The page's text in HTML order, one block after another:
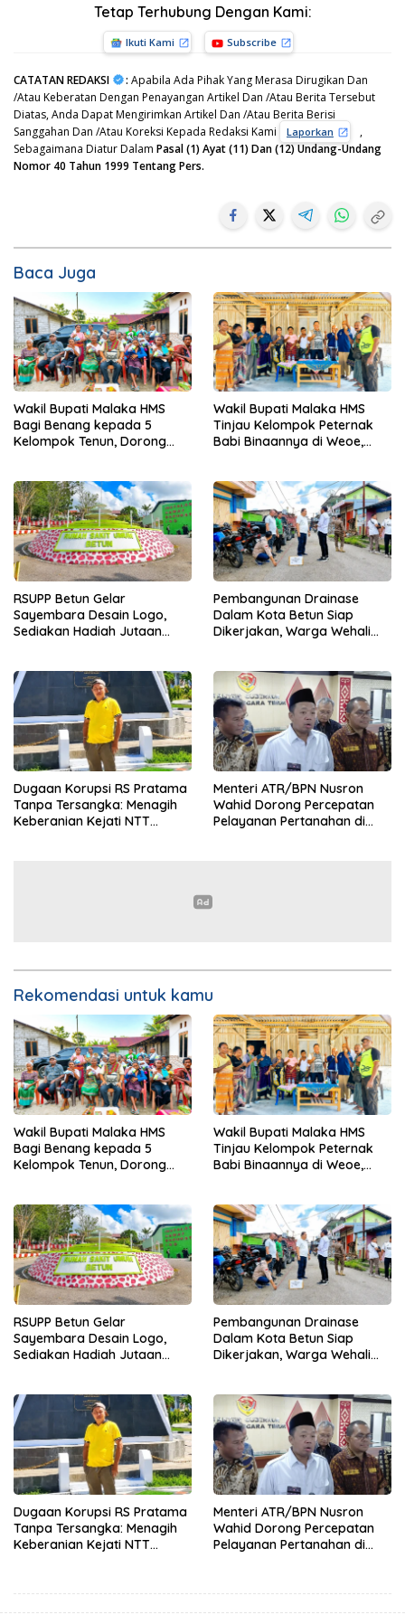
Tetap Terhubung Dengan Kami:
Ikuti Kami Subscribe
CATATAN REDAKSI : Apabila Ada Pihak Yang Merasa Dirugikan Dan
/Atau Keberatan Dengan Penayangan Artikel Dan /Atau Berita Tersebut
Diatas, Anda Dapat Mengirimkan Artikel Dan /Atau Berita Berisi
Sanggahan Dan /Atau Koreksi Kepada Redaksi Kami
Laporkan
,
Sebagaimana Diatur Dalam Pasal (1) Ayat (11) Dan (12) Undang-Undang
Nomor 40 Tahun 1999 Tentang Pers.
Baca Juga
Wakil Bupati Malaka HMS
Bagi Benang kepada 5
Kelompok Tenun, Dorong
Wakil Bupati Malaka HMS
Tinjau Kelompok Peternak
Babi Binaannya di Weoe,
RSUPP Betun Gelar
Sayembara Desain Logo,
Sediakan Hadiah Jutaan
Pembangunan Drainase
Dalam Kota Betun Siap
Dikerjakan, Warga Wehali
Dugaan Korupsi RS Pratama
Tanpa Tersangka: Menagih
Keberanian Kejati NTT
Menteri ATR/BPN Nusron
Wahid Dorong Percepatan
Pelayanan Pertanahan di
Rekomendasi untuk kamu
Wakil Bupati Malaka HMS
Bagi Benang kepada 5
Kelompok Tenun, Dorong
Wakil Bupati Malaka HMS
Tinjau Kelompok Peternak
Babi Binaannya di Weoe,
RSUPP Betun Gelar
Sayembara Desain Logo,
Sediakan Hadiah Jutaan
Pembangunan Drainase
Dalam Kota Betun Siap
Dikerjakan, Warga Wehali
Dugaan Korupsi RS Pratama
Tanpa Tersangka: Menagih
Keberanian Kejati NTT
Menteri ATR/BPN Nusron
Wahid Dorong Percepatan
Pelayanan Pertanahan di